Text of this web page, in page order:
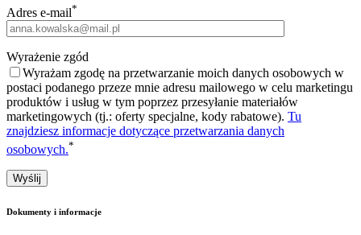
Adres e-mail*
Wyrażenie zgód
Wyrażam zgodę na przetwarzanie moich danych osobowych w
postaci podanego przeze mnie adresu mailowego w celu marketingu
produktów i usług w tym poprzez przesyłanie materiałów
marketingowych (tj.: oferty specjalne, kody rabatowe). Tu
znajdziesz informacje dotyczące przetwarzania danych
osobowych.*
Dokumenty i informacje